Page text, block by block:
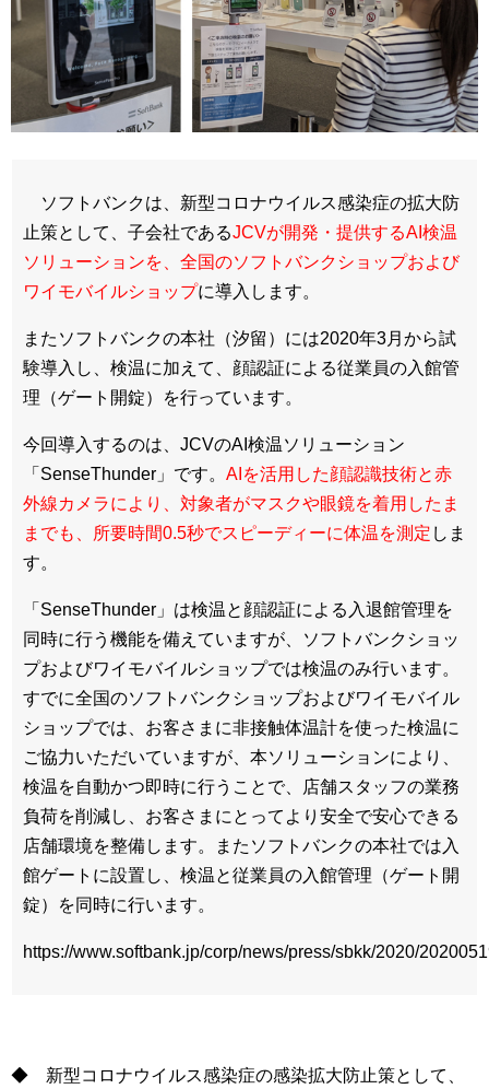
ソフトバンクは、新型コロナウイルス感染症の拡大防
止策として、子会社であるJCVが開発・提供するAI検温
ソリューションを、全国のソフトバンクショップおよび
ワイモバイルショップに導入します。
またソフトバンクの本社（汐留）には2020年3月から試
験導入し、検温に加えて、顔認証による従業員の入館管
理（ゲート開錠）を行っています。
今回導入するのは、JCVのAI検温ソリューション
「SenseThunder」です。 AIを活用した顔認識技術と赤
外線カメラにより、対象者がマスクや眼鏡を着用したま
までも、所要時間0.5秒でスピーディーに体温を測定 しま
す。
「SenseThunder」は検温と顔認証による入退館管理を
同時に行う機能を備えていますが、ソフトバンクショッ
プおよびワイモバイルショップでは検温のみ行います。
すでに全国のソフトバンクショップおよびワイモバイル
ショップでは、お客さまに非接触体温計を使った検温に
ご協力いただいていますが、本ソリューションにより、
検温を自動かつ即時に行うことで、店舗スタッフの業務
負荷を削減し、お客さまにとってより安全で安心できる
店舗環境を整備します。またソフトバンクの本社では入
館ゲートに設置し、検温と従業員の入館管理（ゲート開
錠）を同時に行います。
https://www.softbank.jp/corp/news/press/sbkk/2020/
◆ 新型コロナウイルス感染症の感染拡大防止策として、